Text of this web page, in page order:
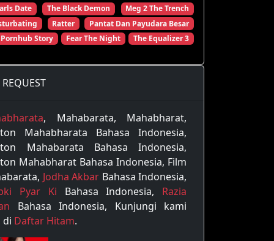
Date
The Black Demon
Meg 2 The Trench
Ratter
Pantat Dan Payudara Besar
Story
Fear The Night The Equalizer 3
REQUEST
, Mahabarata, Mahabharat,
Mahabharata Bahasa Indonesia,
Mahabarata Bahasa Indonesia,
Mahabharat Bahasa Indonesia, Film
Jodha Akbar Bahasa Indonesia,
Pyar Ki Bahasa Indonesia, Razia
Bahasa Indonesia, Kunjungi kami
di Daftar Hitam.